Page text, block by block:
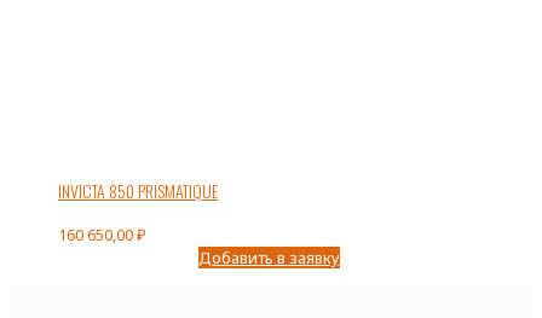
INVICTA 850 PRISMATIQUE
160 650,00₽
Добавить в заявку